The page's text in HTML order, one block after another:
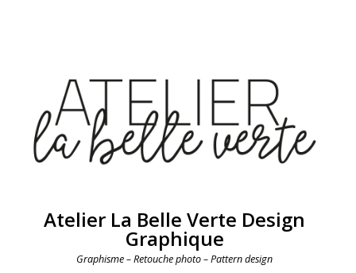
Atelier La Belle Verte Design
Graphique
Graphisme – Retouche photo – Pattern design